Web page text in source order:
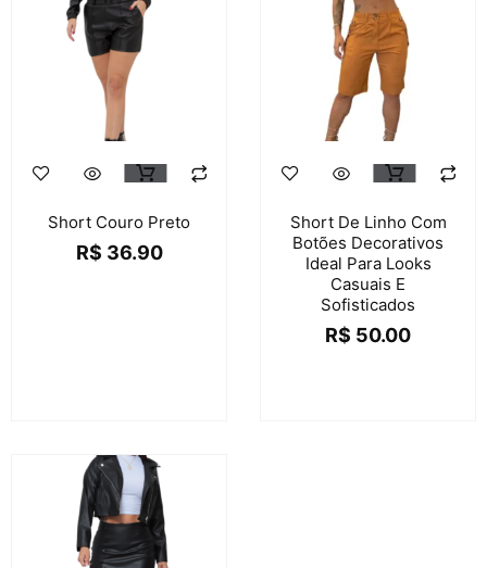
Short Couro Preto
R$ 36.90
Short De Linho Com
Botões Decorativos
Ideal Para Looks
Casuais E
Sofisticados
R$ 50.00